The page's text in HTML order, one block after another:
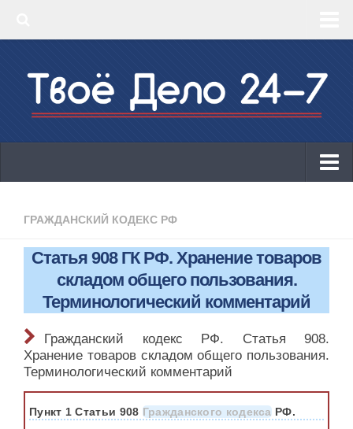
‣ КБК 2019
КБК 2019
ОКВЭД 2019
Онлайн-кассы 2019: 54-ФЗ!
Законодательство
ГРАЖДАНСКИЙ КОДЕКС РФ
Статья 908 ГК РФ. Хранение товаров
складом общего пользования.
Терминологический комментарий
Гражданский кодекс РФ. Статья 908.
Хранение товаров складом общего пользования.
Терминологический комментарий
Пункт 1 Статьи 908 Гражданского кодекса РФ.